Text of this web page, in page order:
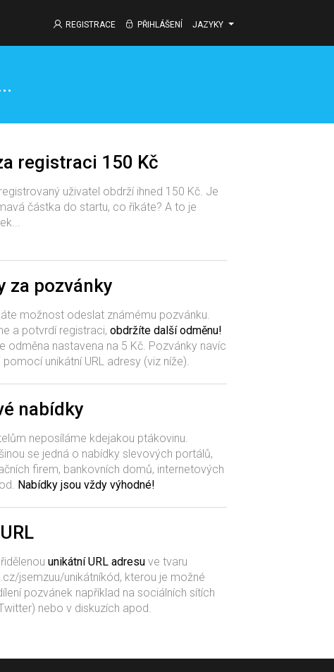
REGISTRACE PŘIHLÁŠENÍ JAZYKY
registraci 150 Kč
uživatel obdrží ihned 150 Kč. Je
částka do startu, co říkáte? A to je
za pozvánky
možnost odeslat známému pozvánku.
a potvrdí registraci, obdržíte další odměnu!
odměna nastavena na 5 Kč. Pozvánky navíc
unikátní URL adresy (viz níže).
nabídky
neposíláme kdejakou ptákovinu.
se jedná o nabídky slevových portálů,
firem, bankovních domů, internetových
Nabídky jsou vždy výhodné!
unikátní URL adresu ve tvaru
jsemzuu/unikátníkód, kterou je možné
pozvánek například na sociálních sítích
nebo v diskuzích apod.